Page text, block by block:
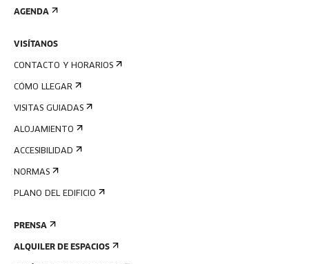
AGENDA
VISÍTANOS
CONTACTO Y HORARIOS
CÓMO LLEGAR
VISITAS GUIADAS
ALOJAMIENTO
ACCESIBILIDAD
NORMAS
PLANO DEL EDIFICIO
PRENSA
ALQUILER DE ESPACIOS